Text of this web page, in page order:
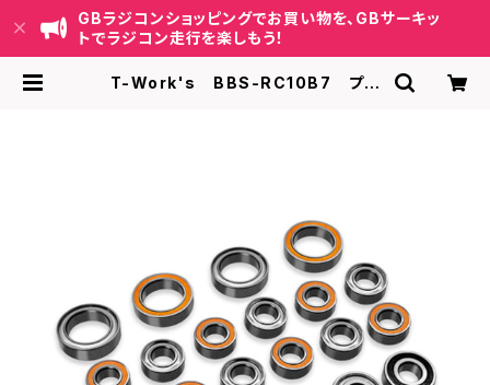
GBラジコンショッピングでお買い物を、GBサーキッ
トでラジコン走行を楽しもう！
T-Work's BBS-RC10B7 プレ